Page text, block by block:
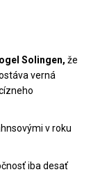
Solingen, že
verná
v roku
iba desať